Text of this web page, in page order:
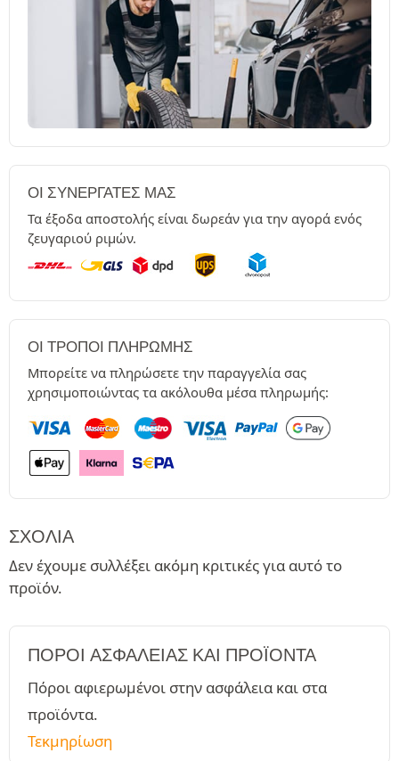
ΟΙ ΣΥΝΕΡΓΆΤΕΣ ΜΑΣ
Τα έξοδα αποστολής είναι δωρεάν για την αγορά ενός
ζευγαριού ριμών.
ΟΙ ΤΡΌΠΟΙ ΠΛΗΡΩΜΉΣ
Μπορείτε να πληρώσετε την παραγγελία σας
χρησιμοποιώντας τα ακόλουθα μέσα πληρωμής:
ΣΧΌΛΙΑ
Δεν έχουμε συλλέξει ακόμη κριτικές για αυτό το
προϊόν.
ΠΌΡΟΙ ΑΣΦΑΛΕΊΑΣ ΚΑΙ ΠΡΟΪΌΝΤΑ
Πόροι αφιερωμένοι στην ασφάλεια και στα
προϊόντα.
Τεκμηρίωση